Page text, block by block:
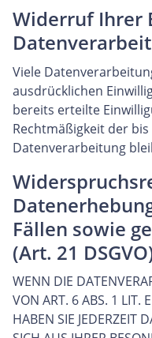
Widerruf Ihrer
Viele
ausdrücklichen
bereits erteilte
Rechtmäßigkeit der
Datenverarbeitung
Fällen sowie
(Art. 21
WENN DIE
VON ART. 6 ABS. 1 LIT.
HABEN SIE JEDERZEIT